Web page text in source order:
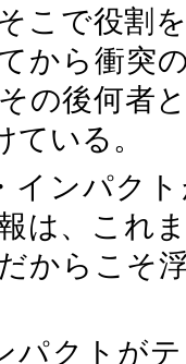
こで役割
から衝突
の後何者
いる。
インパク
は、これ
からこそ
パクトが